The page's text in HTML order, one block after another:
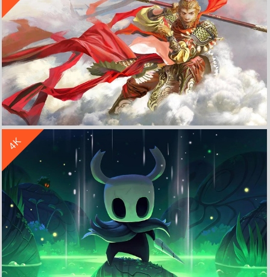
齐天大圣孙悟空 西游记 金箍棒 4K高清壁纸
4K
立 即 下 载
收 藏
立 即 下 载
收 藏